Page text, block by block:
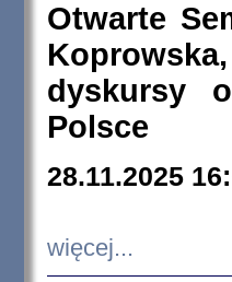
Otwarte
dyskursy
Polsce
28.11.2025
więcej...